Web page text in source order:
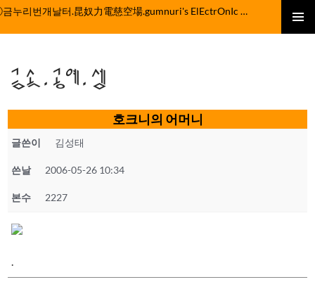
컨
뛰
기
ⓒ금누리번개날터.昆奴力電慈空場.gumnuri's ElEctrOnIc fActOrY
금속.공예.셈
호크니의 어머니
글쓴이 김성태
쓴날 2006-05-26 10:34
본수 2227
.